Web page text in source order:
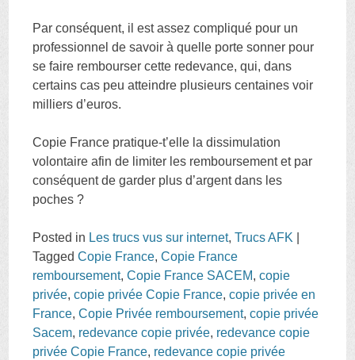
Par conséquent, il est assez compliqué pour un
professionnel de savoir à quelle porte sonner pour
se faire rembourser cette redevance, qui, dans
certains cas peu atteindre plusieurs centaines voir
milliers d’euros.
Copie France pratique-t’elle la dissimulation
volontaire afin de limiter les remboursement et par
conséquent de garder plus d’argent dans les
poches ?
Posted in Les trucs vus sur internet,Trucs AFK
TaggedCopie France,Copie France
remboursement,Copie France SACEM,copie
privée,copie privée Copie France,copie privée en
France,Copie Privée remboursement,copie privée
Sacem, redevance copie privée, redevance copie
privée Copie France, redevance copie privée